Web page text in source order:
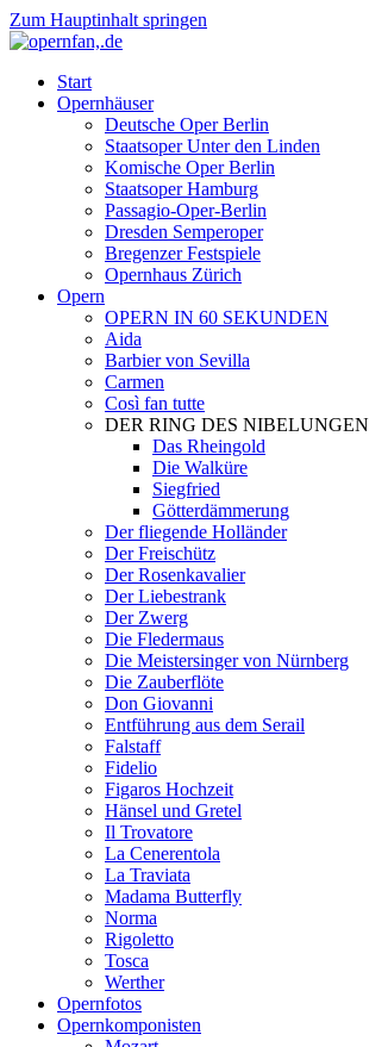
Zum Hauptinhalt springen
Start
Opernhäuser
Deutsche Oper Berlin
Staatsoper Unter den Linden
Komische Oper Berlin
Staatsoper Hamburg
Passagio-Oper-Berlin
Dresden Semperoper
Bregenzer Festspiele
Opernhaus Zürich
Opern
OPERN IN 60 SEKUNDEN
Aida
Barbier von Sevilla
Carmen
Così fan tutte
DER RING DES NIBELUNGEN
Das Rheingold
Die Walküre
Siegfried
Götterdämmerung
Der fliegende Holländer
Der Freischütz
Der Rosenkavalier
Der Liebestrank
Der Zwerg
Die Fledermaus
Die Meistersinger von Nürnberg
Die Zauberflöte
Don Giovanni
Entführung aus dem Serail
Falstaff
Fidelio
Figaros Hochzeit
Hänsel und Gretel
Il Trovatore
La Cenerentola
La Traviata
Madama Butterfly
Norma
Rigoletto
Tosca
Werther
Opernfotos
Opernkomponisten